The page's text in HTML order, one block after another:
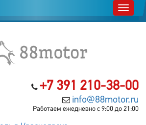
+7 391 210-38-00
info@88motor.ru
Работаем ежедневно с 9:00 до 21:00